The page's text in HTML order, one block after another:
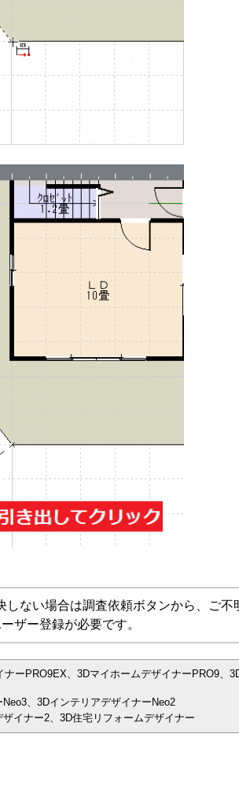
ない場合は調査依頼ボタンから、ご不
ザー登録が必要です。
ーPRO9EX、3DマイホームデザイナーPRO9、
、3DインテリアデザイナーNeo2
イナー2、3D住宅リフォームデザイナー